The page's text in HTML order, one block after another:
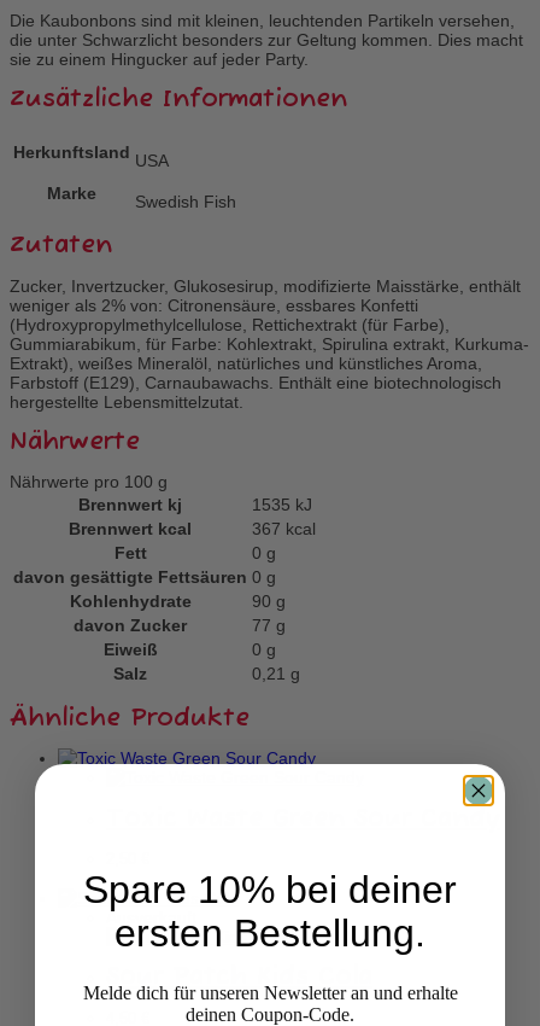
Die Kaubonbons sind mit kleinen, leuchtenden Partikeln versehen,
die unter Schwarzlicht besonders zur Geltung kommen.
Dies macht
sie zu einem Hingucker auf jeder Party.
Zusätzliche Informationen
Herkunftsland USA
Marke
Swedish Fish
Zutaten
Zucker, Invertzucker, Glukosesirup, modifizierte Maisstärke, enthält
weniger als 2% von: Citronensäure, essbares Konfetti
(Hydroxypropylmethylcellulose, Rettichextrakt (für Farbe),
Gummiarabikum, für Farbe: Kohlextrakt, Spirulina extrakt, Kurkuma-
Extrakt), weißes Mineralöl, natürliches und künstliches Aroma,
Farbstoff (E129), Carnaubawachs. Enthält eine biotechnologisch
hergestellte Lebensmittelzutat.
Nährwerte
Nährwerte pro 100 g
Brennwert kj
1535 kJ
Brennwert kcal
367 kcal
Fett
0 g
davon gesättigte Fettsäuren 0 g
Kohlenhydrate
90 g
davon Zucker 77 g
Eiweiß
0 g
Salz
0,21 g
Ähnliche Produkte
Ausverkauft
Spare 10% bei deiner
ersten Bestellung.
Melde dich für unseren Newsletter an und erhalte
deinen Coupon-Code.